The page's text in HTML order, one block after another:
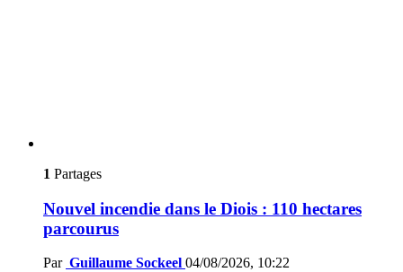
1 Partages
Nouvel incendie dans le Diois : 110 hectares
parcourus
Par Guillaume Sockeel 04/08/2026, 10:22